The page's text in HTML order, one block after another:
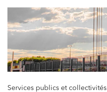
Services publics et collectivités